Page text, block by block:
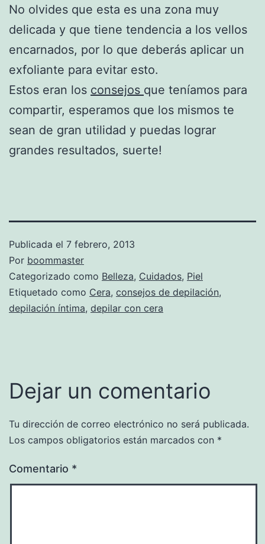
No olvides que esta es una zona muy
delicada y que tiene tendencia a los vellos
encarnados, por lo que deberás aplicar un
exfoliante para evitar esto.
Estos eran los consejos que teníamos para
compartir, esperamos que los mismos te
sean de gran utilidad y puedas lograr
grandes resultados, suerte!
Publicada el 7 febrero, 2013
Por boommaster
Categorizado como Belleza, Cuidados, Piel
Etiquetado como Cera, consejos de depilación,
depilación íntima, depilar con cera
Dejar un comentario
Tu dirección de correo electrónico no será publicada.
Los campos obligatorios están marcados con *
Comentario *